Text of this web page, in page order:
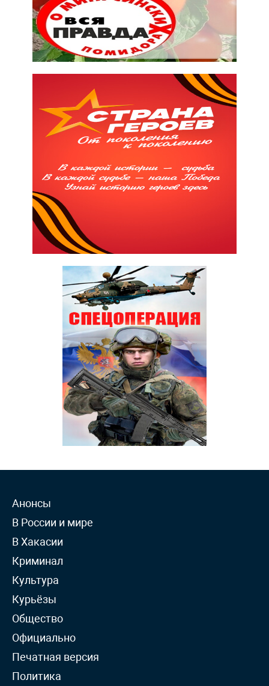
Анонсы
В России и мире
В Хакасии
Криминал
Культура
Курьёзы
Общество
Официально
Печатная версия
Политика